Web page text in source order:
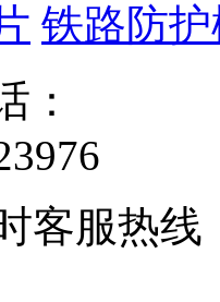
铁路防
：
客服热线